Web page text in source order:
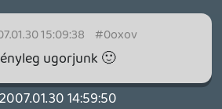
13:37:03 #0oxoi
rosszul anno a
az jött le belőle mint